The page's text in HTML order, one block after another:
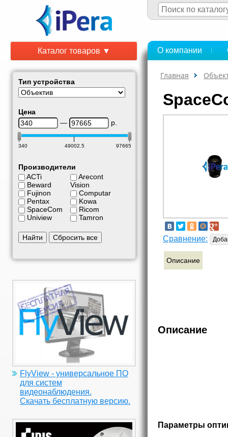
Каталог товаров ▼
Тип устройства
Цена
—
р.
340 49002.5 97665
Производители
ACTi
Beward
Fujinon
Pentax
SpaceCom
Uniview
Arecont
Vision
Computar
Kowa
Ricom
Tamron
Найти Сбросить все
FlyView - универсальное ПО
для систем
видеонаблюдения.
Скачать бесплатную версию.
О компании
Главная
Сравнение:
Описание
Описание
Параметры